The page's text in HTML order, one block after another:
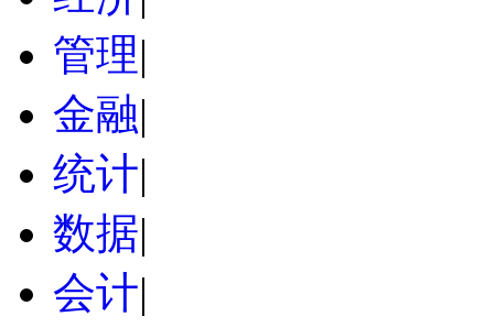
管理|
金融|
统计|
数据|
会计|